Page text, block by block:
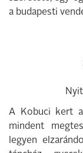
a budapesti
A Kobuci kert
mindent
legyen